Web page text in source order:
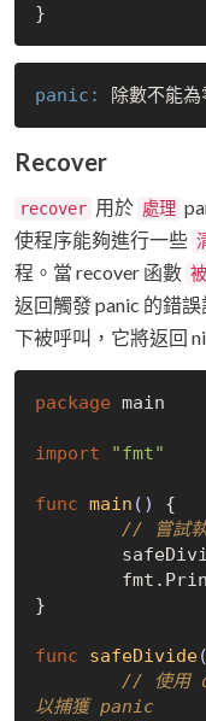
panic:
Recover
recover 用於 處理
使程序能夠進行一些
程。當 recover 函數
返回觸發 panic 的錯
下被呼叫，它將返回
package main
import "fmt"
func main ()
{
// 嘗試執
}
func safeDivide
// 使用
以捕獲 panic